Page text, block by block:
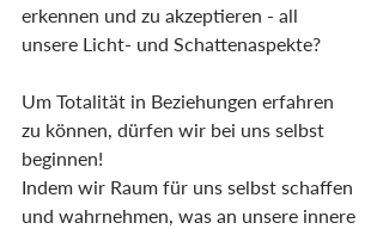
erkennen und zu akzeptieren - all
unsere Licht- und Schattenaspekte?
Um Totalität in Beziehungen erfahren
zu können, dürfen wir bei uns selbst
beginnen!
Indem wir Raum für uns selbst schaffen
und wahrnehmen, was an unsere innere